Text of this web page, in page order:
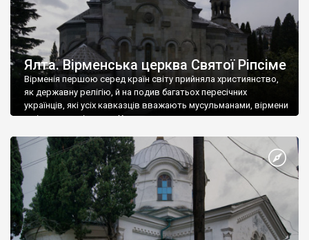
Ялта. Вірменська церква Святої Ріпсіме
Вірменія першою серед країн світу прийняла християнство,
як державну релігію, й на подив багатьох пересічних
українців, які усіх кавказців вважають мусульманами, вірмени
є відданими вірянами Христа